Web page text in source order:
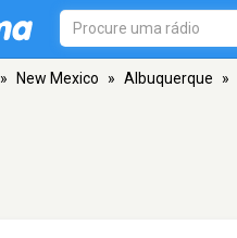
» New Mexico » Albuquerque »